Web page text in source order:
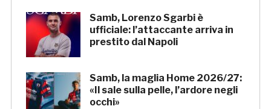
Samb, Lorenzo Sgarbi è
ufficiale: l’attaccante arriva in
prestito dal Napoli
Samb, la maglia Home 2026/27:
«Il sale sulla pelle, l’ardore negli
occhi»